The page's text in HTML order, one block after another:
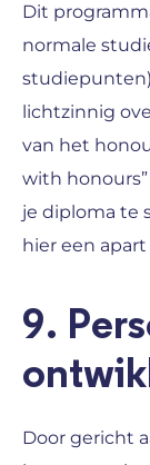
Dit
normale
lichtzinnig
van het
with
je diploma te
hier een
9.
Door gericht